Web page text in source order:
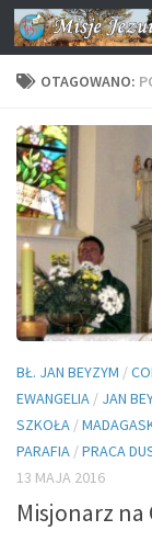
Przejdź do
OTAGOWANO:
BŁ. JAN BEYZYM /
EWANGELIA / JAN
SZKOŁA /
PARAFIA /PRACA
13 MAJA 2016
Misjonarz na